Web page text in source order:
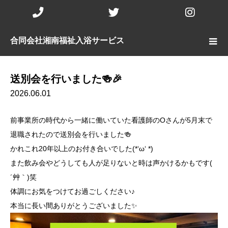
合同会社湘南福祉入浴サービス
送別会を行いました🍻🎉
2026.06.01
前事業所の時代から一緒に働いていた看護師のOさんが5月末で
退職されたので送別会を行いました🍻
かれこれ20年以上のお付き合いでした(*‘ω‘ *)
また飲み会やどうしても人が足りないと時は声かけるかもです(
´艸｀)笑
体調にお気をつけてお過ごしください♪
本当に長い間ありがとうございました✨
Number
for
calling